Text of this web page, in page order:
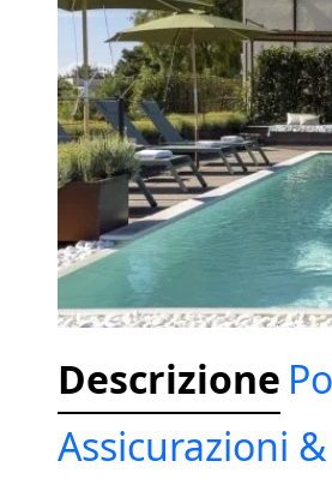
Descrizione
Assicurazioni